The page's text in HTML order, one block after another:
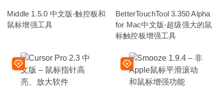
Middle 1.5.0 中文版-触控板和
鼠标增强工具
BetterTouchTool 3.350 Alpha
for Mac中文版-超级强大的鼠
标触控板增强工具